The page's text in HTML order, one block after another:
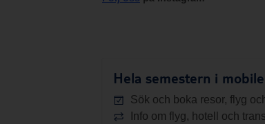
Hela semestern i
Sök och boka resor, flyg
Info om flyg, hotell och